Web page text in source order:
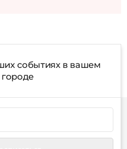
событиях в вашем
городе